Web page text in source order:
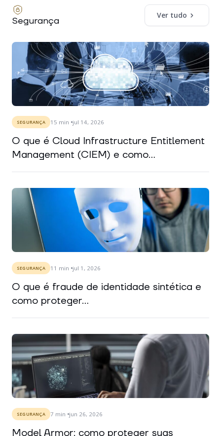
Segurança
Ver tudo
SEGURANÇA 15 min jul 14, 2026
O que é Cloud Infrastructure Entitlement
Management (CIEM) e como...
SEGURANÇA 11 min jul 1, 2026
O que é fraude de identidade sintética e
como proteger...
SEGURANÇA 7 min jun 26, 2026
Model Armor: como proteger suas